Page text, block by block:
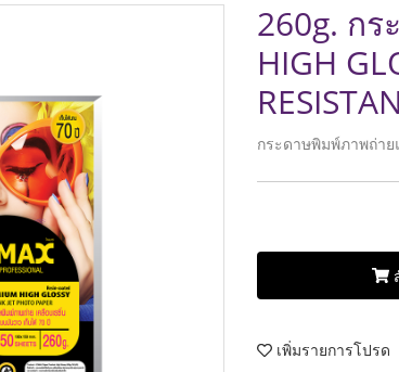
260g. กร
HIGH
กระดาษพิมพ์ภาพถ่าย
เพิ่มรายการโปรด